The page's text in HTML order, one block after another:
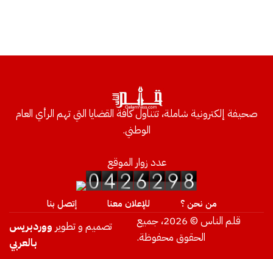
صحيفة إلكترونية شاملة، تتناول كافة القضايا التي تهم الرأي العام
الوطني.
عدد زوار الموقع
من نحن ؟ للإعلان معنا إتصل بنا
قلم الناس © 2026، جميع
الحقوق محفوظة.
تصميم و تطوير ووردبريس
بالعربي